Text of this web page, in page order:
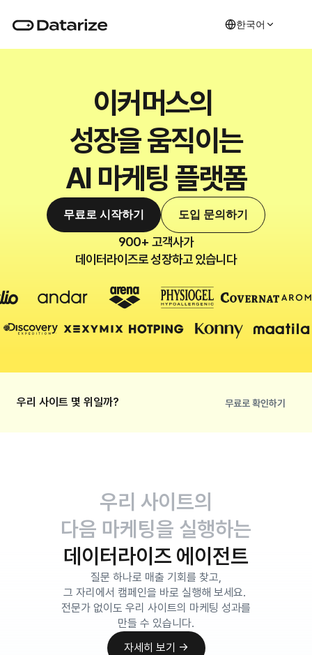
한국어
이커머스의
성장을 움직이는
AI 마케팅 플랫폼
무료로 시작하기 도입 문의하기
900+ 고객사가
데이터라이즈로 성장하고 있습니다
우리 사이트 몇 위일까? 무료로 확인하기
우리 사이트의
다음 마케팅을 실행하는
데이터라이즈 에이전트
질문 하나로 매출 기회를 찾고,
그 자리에서 캠페인을 바로 실행해 보세요.
전문가 없이도 우리 사이트의 마케팅 성과를
만들 수 있습니다.
자세히 보기 →